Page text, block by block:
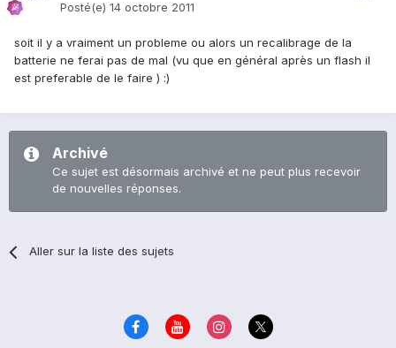
Posté(e) 14 octobre 2011
soit il y a vraiment un probleme ou alors un recalibrage de la
batterie ne ferai pas de mal (vu que en général après un flash il
est preferable de le faire ) :)
Archivé
Ce sujet est désormais archivé et ne peut plus recevoir
de nouvelles réponses.
Aller sur la liste des sujets